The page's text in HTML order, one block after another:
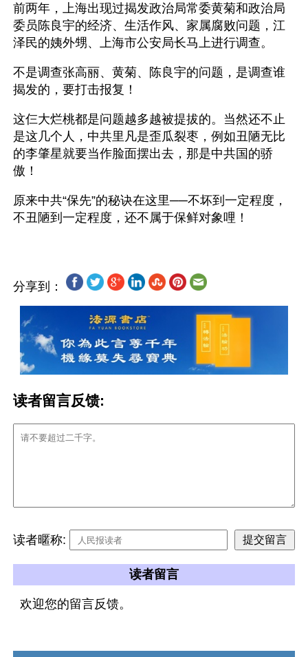
前两年，上海出现过揭发政治局常委黄菊和政治局
委员陈良宇的经济、生活作风、家属腐败问题，江
泽民的姨外甥、上海市公安局长马上进行调查。
不是调查张高丽、黄菊、陈良宇的问题，是调查谁
揭发的，要打击报复！
这仨大烂桃都是问题越多越被提拔的。当然还不止
是这几个人，中共里凡是歪瓜裂枣，例如丑陋无比
的李肇星就要当作脸面摆出去，那是中共国的骄
傲！
原来中共“保先”的秘诀在这里──不坏到一定程度，
分享到：
读者留言反馈:
读者暱称:
读者留言
欢迎您的留言反馈。